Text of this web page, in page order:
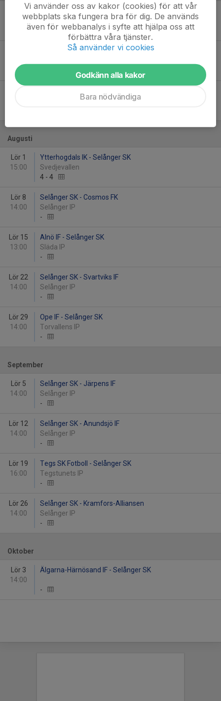
14:00
Selånger SK - Ytterhogdals IK
Selånger IP
0
0
Sollefteå GIF FF - Selånger SK
Augusti
Lör 1
15:00
Ytterhogdals IK - Selånger SK
Svedjevallen
4 - 4
Lör 8
14:00
Selånger SK - Cosmos FK
Selånger IP
-
Lör 15
13:00
Alnö IF - Selånger SK
Släda IP
-
Lör 22
14:00
Selånger SK - Svartviks IF
Selånger IP
-
Lör 29
14:00
Ope IF - Selånger SK
Torvallens IP
-
September
Lör 5
14:00
Selånger SK - Järpens IF
Selånger IP
-
Lör 12
14:00
Selånger SK - Anundsjö IF
Selånger IP
-
Lör 19
16:00
Tegs SK Fotboll - Selånger SK
Tegstunets IP
-
Lör 26
14:00
Selånger SK - Kramfors-Alliansen
Selånger IP
-
Oktober
Lör 3
14:00
Älgarna-Härnösand IF - Selånger SK
-
Vi använder oss av kakor (cookies) för att vår
webbplats ska fungera bra för dig. De används
även för webbanalys i syfte att hjälpa oss att
förbättra våra tjänster.
Så använder vi cookies
Godkänn alla kakor
Bara nödvändiga